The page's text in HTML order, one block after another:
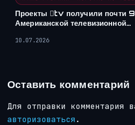
Проекты tv получили почти
Американской телевизионной…
10.07.2026
Оставить комментарий
Для отправки комментария
авторизоваться.